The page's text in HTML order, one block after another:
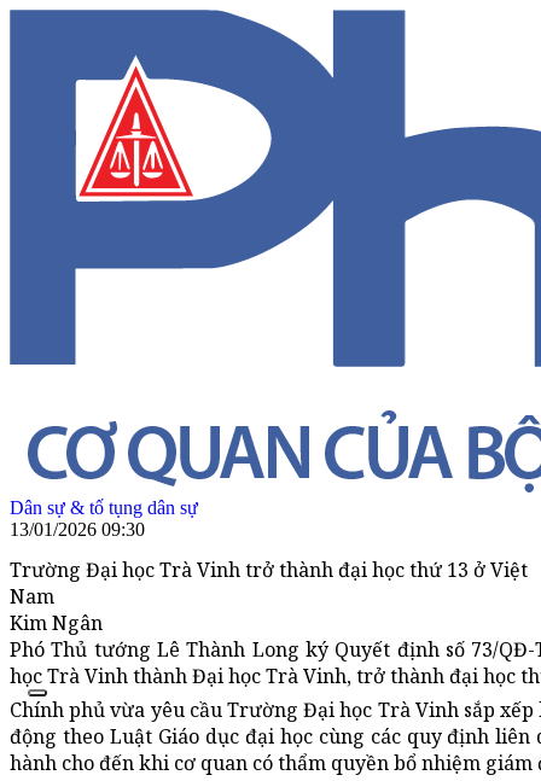
Dân sự & tố tụng dân sự
13/01/2026 09:30
Trường Đại học Trà Vinh trở thành đại học thứ 13 ở Việt
Nam
Kim Ngân
Phó Thủ tướng Lê Thành Long ký Quyết định số 73/
học Trà Vinh thành Đại học Trà Vinh, trở thành đại học
Chính phủ vừa yêu cầu Trường Đại học Trà Vinh sắp
động theo Luật Giáo dục đại học cùng các quy định
hành cho đến khi cơ quan có thẩm quyền bổ nhiệm giám